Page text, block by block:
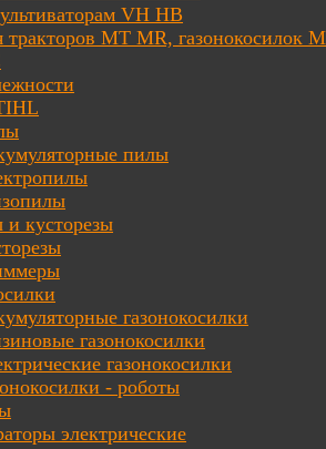
VH HB
тракторов МТ MR, газонокосилок
пилы
кусторезы
газонокосилки
газонокосилки
газонокосилки
- роботы
электрические